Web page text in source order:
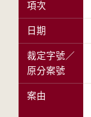
項次
日期
裁定字號／
原分案號
案由